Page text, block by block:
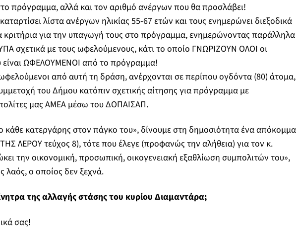
πρόγραμμα, αλλά και τον αριθμό ανέργων που θα προσλάβει!
λίστα ανέργων ηλικίας 55-67 ετών και τους ενημερώνει διεξοδικά
για την υπαγωγή τους στο πρόγραμμα, ενημερώνοντας παράλληλα
σχετικά με τους ωφελούμενους, κάτι το οποίο ΓΝΩΡΙΖΟΥΝ ΟΛΟΙ οι
είναι ΩΦΕΛΟΥΜΕΝΟΙ από το πρόγραμμα!
από αυτή τη δράση, ανέρχονται σε περίπου ογδόντα (80) άτομα,
του Δήμου κατόπιν σχετικής αίτησης για πρόγραμμα με
μας ΑΜΕΑ μέσω του ΔΟΠΑΙΣΑΠ.
κάθε κατεργάρης στον πάγκο του», δίνουμε στη δημοσιότητα ένα απόκομμα
ΛΕΡΟΥ τεύχος 8), τότε που έλεγε (προφανώς την αλήθεια) για τον κ.
την οικονομική, προσωπική, οικογενειακή εξαθλίωση συμπολιτών του»,
λαός, ο οποίος δεν ξεχνά.
της αλλαγής στάσης του κυρίου Διαμαντάρα;
σας!